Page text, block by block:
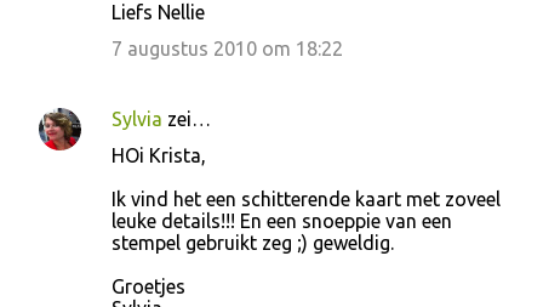
Liefs Nellie
7 augustus 2010 om 18:22
Sylvia zei…
HOi Krista,
Ik vind het een schitterende kaart met zoveel
leuke details!!! En een snoeppie van een
stempel gebruikt zeg ;) geweldig.
Groetjes